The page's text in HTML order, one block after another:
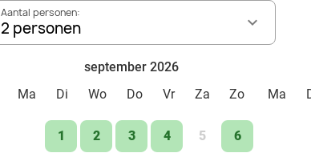
Aantal personen:
2 personen
september 2026
Ma
Di Wo Do Vr Za Zo
1 2 3 4 5 6
Ma